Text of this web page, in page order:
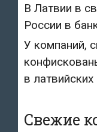
В Латвии в
России в
У компаний,
в латвийских
Свежие